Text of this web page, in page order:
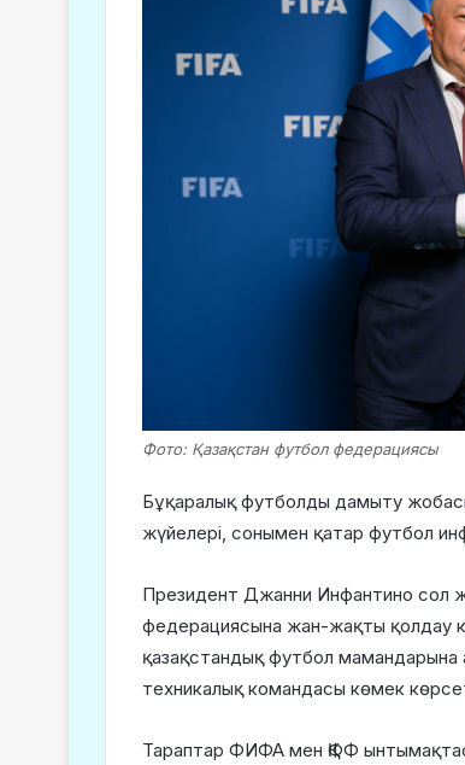
Фото: Қазақстан футбол федерациясы
Бұқаралық футболды дамыту
жүйелері, сонымен қатар футбол
Президент Джанни Инфантино сол
федерациясына жан-жақты қолдау
қазақстандық футбол
техникалық командасы көмек
Тараптар ФИФА мен ҚФФ